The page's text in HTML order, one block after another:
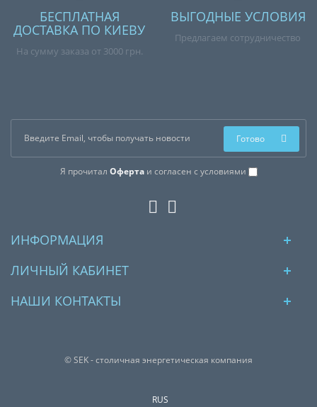
БЕСПЛАТНАЯ
ДОСТАВКА ПО КИЕВУ
На сумму заказа от 3000 грн.
ВЫГОДНЫЕ УСЛОВИЯ
Предлагаем сотрудничество
Я прочитал Офертаи согласен с условиями
Готово
ИНФОРМАЦИЯ
ЛИЧНЫЙ КАБИНЕТ
НАШИ КОНТАКТЫ
© SEK - столичная энергетическая компания
RUS